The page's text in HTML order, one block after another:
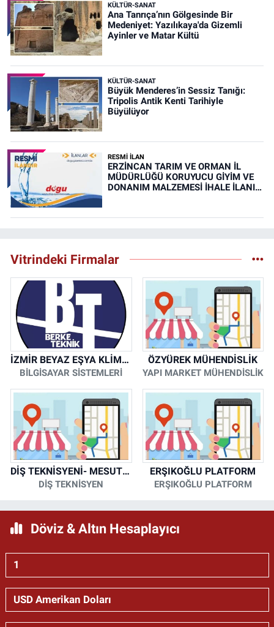
KÜLTÜR-SANAT
Ana Tanrıça’nın Gölgesinde Bir
Medeniyet: Yazılıkaya'da Gizemli
Ayinler ve Matar Kültü
KÜLTÜR-SANAT
Büyük Menderes’in Sessiz Tanığı:
Tripolis Antik Kenti Tarihiyle
Büyülüyor
RESMİ İLAN
ERZİNCAN TARIM VE ORMAN İL
MÜDÜRLÜĞÜ KORUYUCU GİYİM VE
DONANIM MALZEMESİ İHALE İLANI
Vitrindeki Firmalar
İZMİR BEYAZ EŞYA KLİMA KOMBİ SERVİSİ
BİLGİSAYAR SİSTEMLERİ
ÖZYÜREK MÜHENDİSLİK
YAPI MARKET MÜHENDİSLİK
DİŞ TEKNİSYENİ- MESUT KORKMAZ
DİŞ TEKNİSYEN
ERŞIKOĞLU PLATFORM
ERŞIKOĞLU PLATFORM
Döviz & Altın Hesaplayıcı